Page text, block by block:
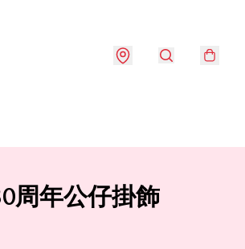
周年公仔掛飾